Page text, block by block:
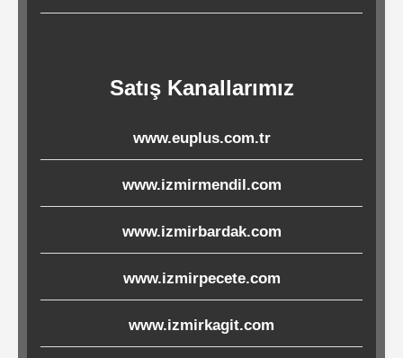
Ürünleri
Melamin
Porselen-
Seramik
Cam
Satış Kanallarımız
www.euplus.com.tr
www.izmirmendil.com
www.izmirbardak.com
www.izmirpecete.com
www.izmirkagit.com